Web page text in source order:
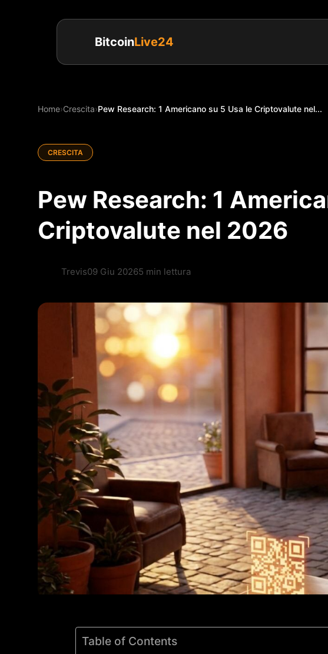
BitcoinLive24
Home›Crescita›Pew Research: 1 Americano su 5 Usa le Criptovalute nel...
CRESCITA
Pew Research: 1
Criptovalute nel 2026
Trevis09 Giu 20265 min lettura
Table of Contents